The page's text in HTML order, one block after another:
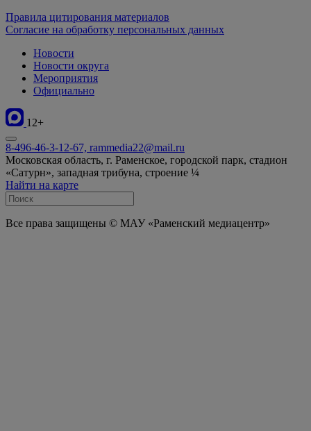
Правила цитирования материалов
Согласие на обработку персональных данных
Новости
Новости округа
Мероприятия
Официально
12+
8-496-46-3-12-67, rammedia22@mail.ru
Московская область, г. Раменское, городской парк, стадион
«Сатурн», западная трибуна, строение ¼
Найти на карте
Все права защищены © МАУ «Раменский медиацентр»